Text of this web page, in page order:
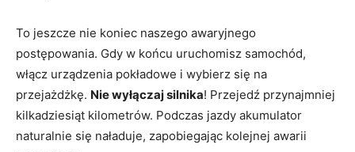
To jeszcze nie koniec naszego awaryjnego
postępowania. Gdy w końcu uruchomisz samochód,
włącz urządzenia pokładowe i wybierz się na
przejażdżkę. Nie wyłączaj silnika! Przejedź przynajmniej
kilkadziesiąt kilometrów. Podczas jazdy akumulator
naturalnie się naładuje, zapobiegając kolejnej awarii